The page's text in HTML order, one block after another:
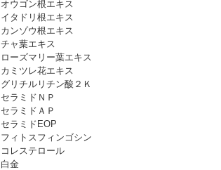
オウゴン根エキス
イタドリ根エキス
カンゾウ根エキス
チャ葉エキス
ローズマリー葉エキス
カミツレ花エキス
グリチルリチン酸２Ｋ
セラミドＮＰ
セラミドＡＰ
セラミドEOP
フィトスフィンゴシン
コレステロール
白金